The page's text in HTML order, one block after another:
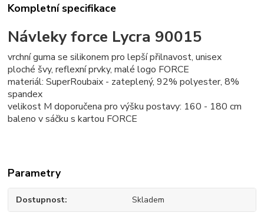
Kompletní specifikace
Návleky force Lycra 90015
vrchní guma se silikonem pro lepší přilnavost, unisex
ploché švy, reflexní prvky, malé logo FORCE
materiál: SuperRoubaix - zateplený, 92% polyester, 8%
spandex
velikost M doporučena pro výšku postavy: 160 - 180 cm
baleno v sáčku s kartou FORCE
Parametry
Dostupnost Skladem